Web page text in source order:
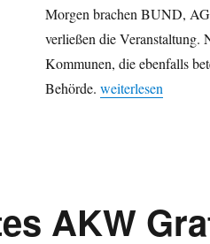
Morgen brachen BUND,
verließen die Veranstaltung.
Kommunen, die ebenfalls
Behörde. „Stilllegung AKW
weiterlesen
AKW